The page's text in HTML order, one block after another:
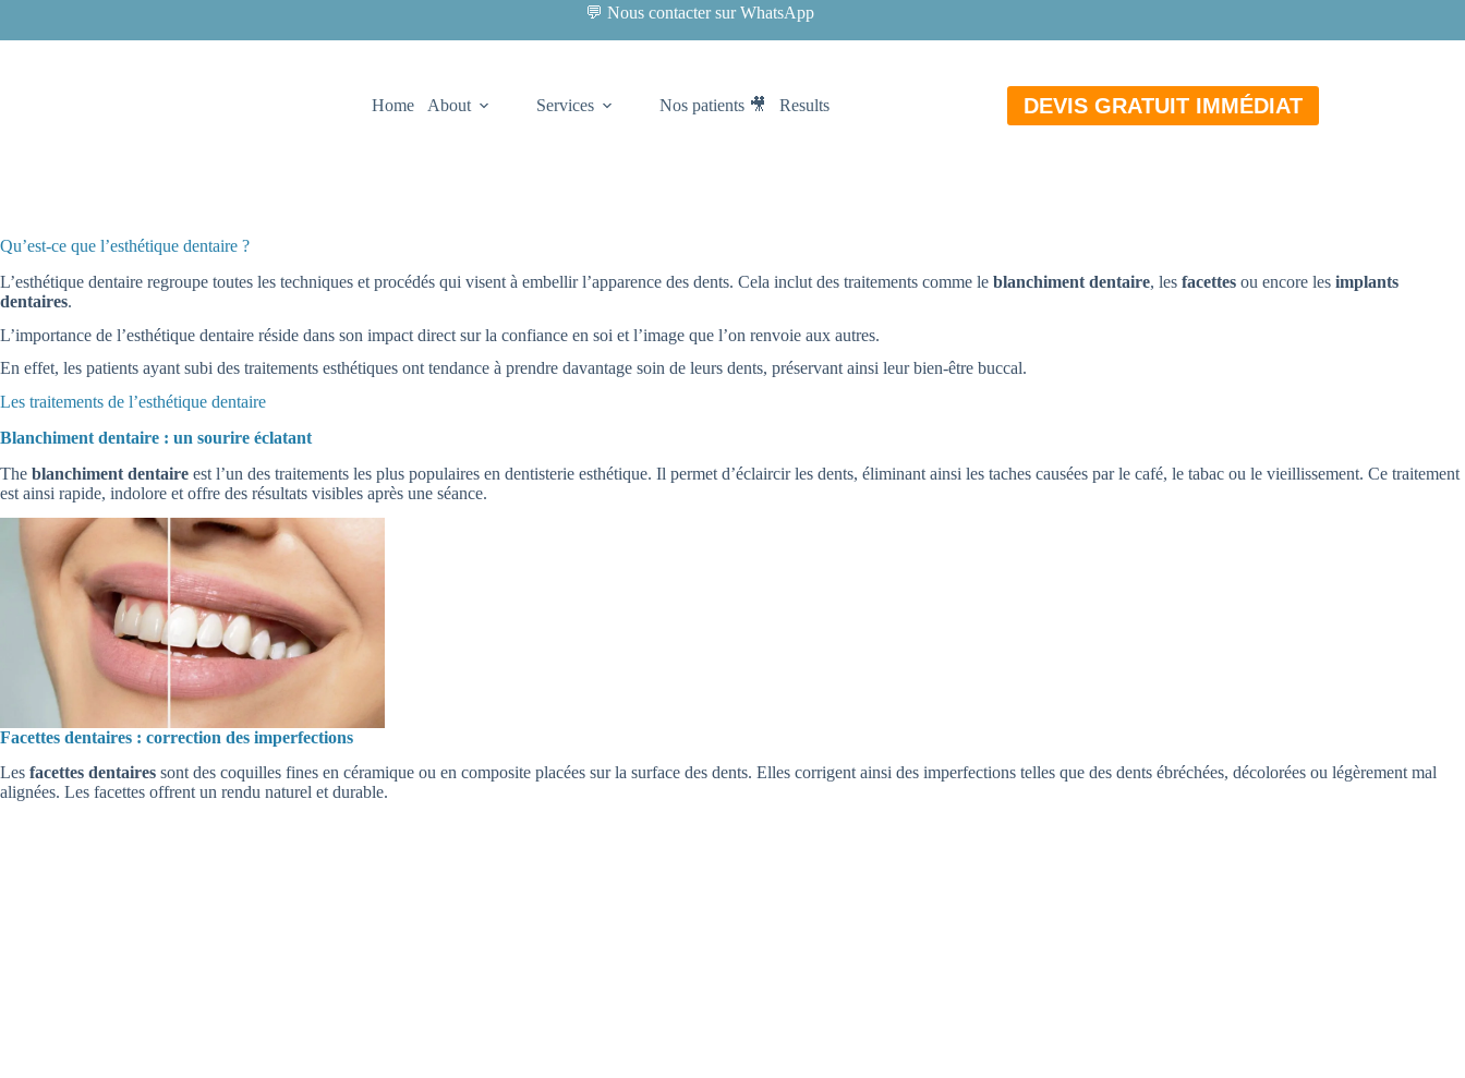
💬 Nous contacter sur WhatsApp
Home About Services Nos patients 🎥 Results DEVIS GRATUIT IMMÉDIAT
Qu’est-ce que l’esthétique dentaire ?
L’esthétique dentaire regroupe toutes les techniques et procédés qui visent à embellir l’apparence des dents. Cela inclut des traitements comme le blanchiment dentaire, les facettes ou encore les implants
dentaires.
L’importance de l’esthétique dentaire réside dans son impact direct sur la confiance en soi et l’image que l’on renvoie aux autres.
En effet, les patients ayant subi des traitements esthétiques ont tendance à prendre davantage soin de leurs dents, préservant ainsi leur bien-être buccal.
Les traitements de l’esthétique dentaire
Blanchiment dentaire : un sourire éclatant
The blanchiment dentaire est l’un des traitements les plus populaires en dentisterie esthétique. Il permet d’éclaircir les dents, éliminant ainsi les taches causées par le café, le tabac ou le vieillissement. Ce traitement
est ainsi rapide, indolore et offre des résultats visibles après une séance.
Facettes dentaires : correction des imperfections
Les facettes dentaires sont des coquilles fines en céramique ou en composite placées sur la surface des dents. Elles corrigent ainsi des imperfections telles que des dents ébréchées, décolorées ou légèrement mal
alignées. Les facettes offrent un rendu naturel et durable.